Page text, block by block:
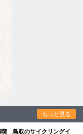
もっと見る
喫 鳥取のサイクリングイ